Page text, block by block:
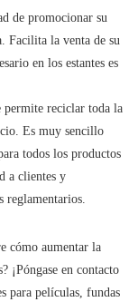
de promocionar su
Facilita la venta de su
en los estantes es
permite reciclar toda la
Es muy sencillo
todos los productos
a clientes y
reglamentarios.
cómo aumentar la
¡Póngase en contacto
para películas, fundas